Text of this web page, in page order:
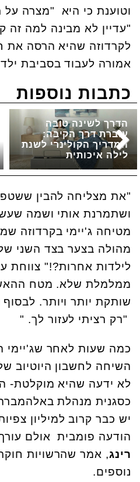
וטוענת כי היא "מצרה על
"עדיין לא מבינה למה זה
לקרדוזה שהיא הרסה את
אמורה לעבוד בסביבת
כתבות נוספות
הדרך לשינה טובה
עוברת דרך הקיבה:
המדריך הקולינרי לשנת
לילה איכותית
"את מצליחה להבין
ושתמרנת אותי ושמה
מטיחה ג'יימי בקרדוזה
מהולה בצער בצד השני
לילדות אחרות?!" צווחת
ממלמלת שלא. מטח
שותקת יותר ויותר.
"רק רציתי לעזור לך. "
כמה שעות לאחר שג'יימי
השיחה לחשבון היוטיוב
לא ידעה שהיא מוקלטת-
יש כבר קרוב למיליון
הודעה פומבית אולם
רינג, אמר שהרשויות
נוספים.